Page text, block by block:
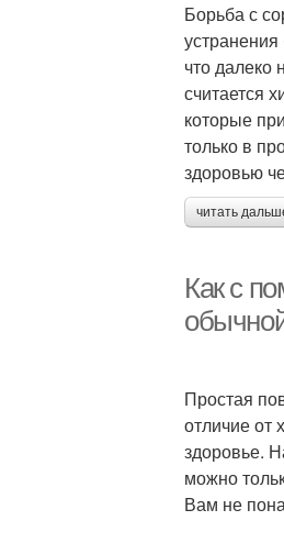
Борьба с
устранения
что далеко
считается
которые
только в
здоровью
читать
Как с
Простая
отличие от
здоровье.
можно
Вам не